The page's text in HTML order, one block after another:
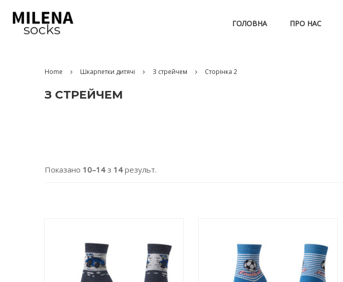
ГОЛОВНА ПРО НАС
Home Шкарпетки дитячі З стрейчем Сторінка 2
З СТРЕЙЧЕМ
Показано 10–14з 14результ.